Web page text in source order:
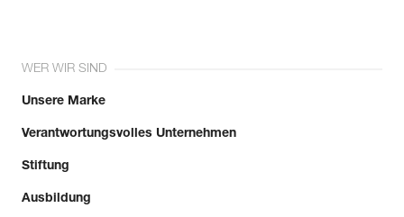
WER WIR SIND
Unsere Marke
Verantwortungsvolles Unternehmen
Stiftung
Ausbildung